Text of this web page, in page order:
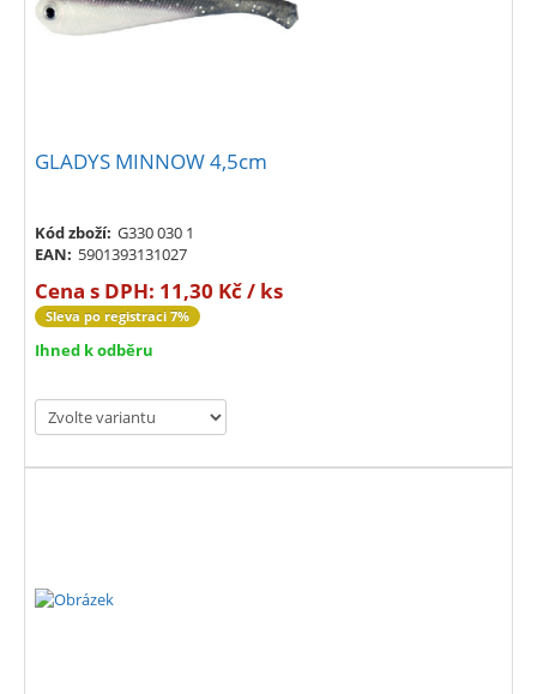
GLADYS MINNOW 4,5cm
Kód zboží: G330 030 1
EAN: 5901393131027
Cena s DPH: 11,30 Kč / ks
Sleva po registraci 7%
Ihned k odběru